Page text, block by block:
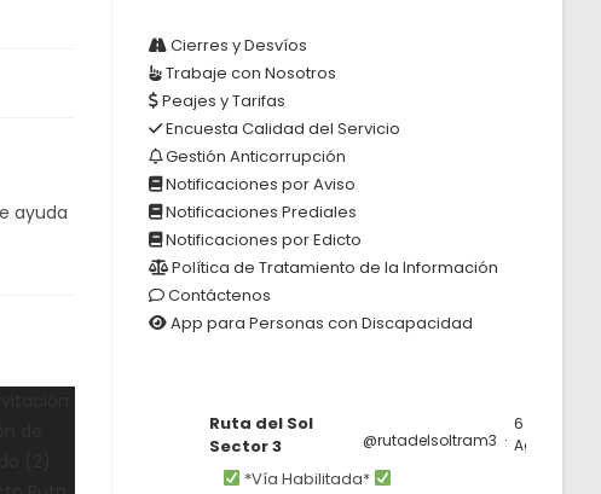
ayuda
Cierres y Desvíos
Trabaje con Nosotros
Peajes y Tarifas
Encuesta Calidad del Servicio
Gestión Anticorrupción
Notificaciones por Aviso
Notificaciones Prediales
Notificaciones por Edicto
Política de Tratamiento de la Información
Contáctenos
App para Personas con Discapacidad
Ruta del Sol
Sector 3
@rutadelsoltram3 ·
6
Ago
*Vía Habilitada*